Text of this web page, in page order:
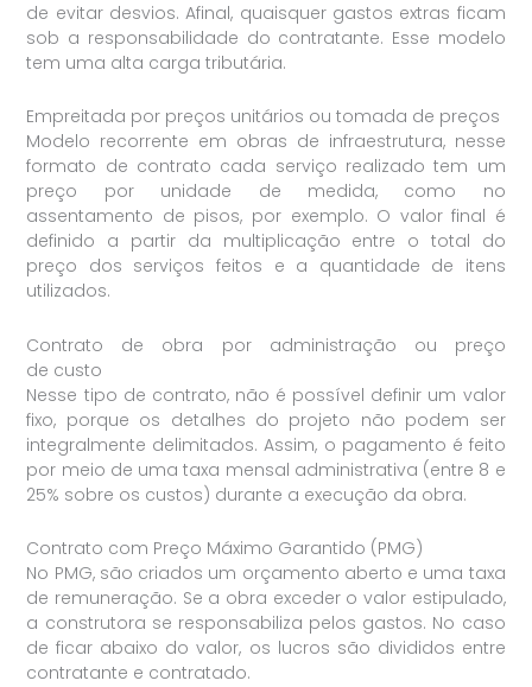
de evitar desvios. Afinal, quaisquer gastos extras ficam
sob a responsabilidade do contratante. Esse modelo
tem uma alta carga tributária.
Empreitada por preços unitários ou tomada de preços
Modelo recorrente em obras de infraestrutura, nesse
formato de contrato cada serviço realizado tem um
preço por unidade de medida, como no
assentamento de pisos, por exemplo. O valor final é
definido a partir da multiplicação entre o total do
preço dos serviços feitos e a quantidade de itens
utilizados.
Contrato de obra por administração ou preço
de custo
Nesse tipo de contrato, não é possível definir um valor
fixo, porque os detalhes do projeto não podem ser
integralmente delimitados. Assim, o pagamento é feito
por meio de uma taxa mensal administrativa (entre 8 e
25% sobre os custos) durante a execução da obra.
Contrato com Preço Máximo Garantido (PMG)
No PMG, são criados um orçamento aberto e uma taxa
de remuneração. Se a obra exceder o valor estipulado,
a construtora se responsabiliza pelos gastos. No caso
de ficar abaixo do valor, os lucros são divididos entre
contratante e contratado.